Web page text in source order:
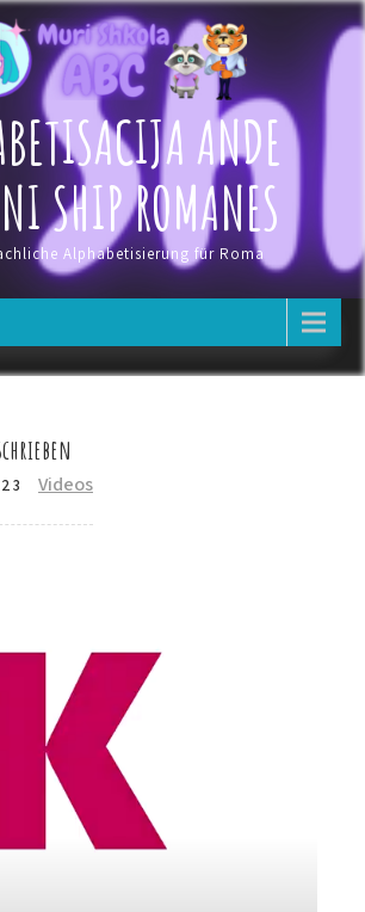
ANDE
SHIP ROMANES
Alphabetisierung für Roma
Videos